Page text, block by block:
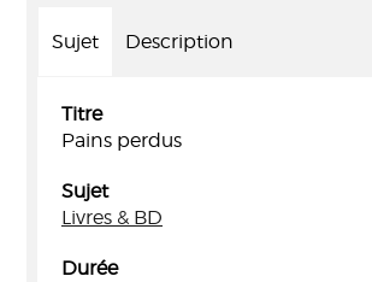
Sujet Description
Titre
Pains perdus
Sujet
Livres & BD
Durée